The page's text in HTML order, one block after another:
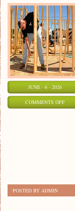
JUNE - 6 - 2026
COMMENTS OFFON
POSTED BY ADMIN